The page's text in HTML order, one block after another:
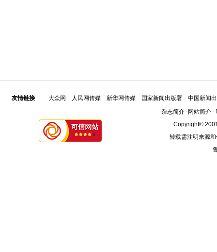
友情链接 大众网 人民网传媒 新华网传媒 国家新闻出版署
中国新闻
杂志简介-网站简介-
Copyright©
转载需注明来源